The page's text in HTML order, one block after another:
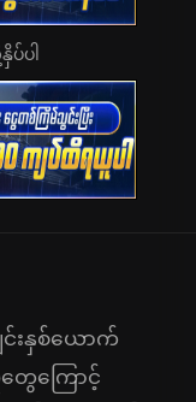
ပါ
းနှစ်ယောက်
ေကြောင့်